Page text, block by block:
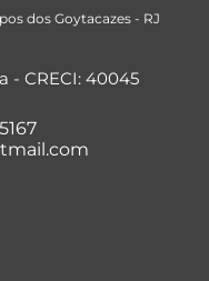
dos Goytacazes- RJ
- CRECI: 40045